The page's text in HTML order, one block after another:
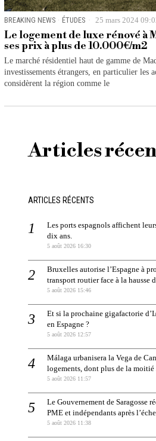
BREAKING NEWS · ÉTUDES 25 mars 2024
Le logement de luxe rénové à
ses prix à plus de 10.000€/m2
Le marché résidentiel haut de gamme de
investissements étrangers, en particulier les
considèrent la région comme le
Articles
ARTICLES RÉCENTS
Les ports espagnols affichent
dix ans.
5 août 2026 16:30
Bruxelles autorise l’Espagne à
transport routier face à la hausse
5 août 2026 15:46
Et si la prochaine gigafactorie
en Espagne ?
5 août 2026 12:57
Málaga urbanisera la Vega de
logements, dont plus de la moitié
5 août 2026 11:57
Le Gouvernement de Saragosse
PME et indépendants après
5 août 2026 11:38